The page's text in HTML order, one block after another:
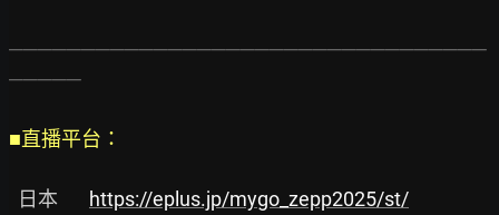
─────────────────────────────────
─────
■直播平台：
  日本
https://eplus.jp/mygo_zepp2025/st/